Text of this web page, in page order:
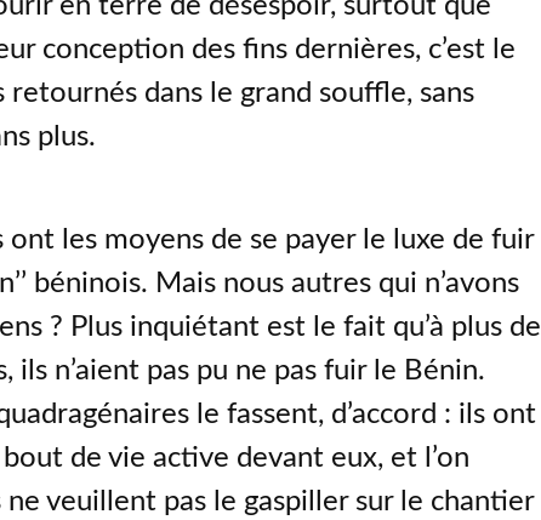
en terre de désespoir, surtout que
conception des fins dernières, c’est le
retournés dans le grand souffle, sans
plus.
ont les moyens de se payer le luxe de fuir
béninois. Mais nous autres qui n’avons
? Plus inquiétant est le fait qu’à plus de
ils n’aient pas pu ne pas fuir le Bénin.
le fassent, d’accord : ils ont
de vie active devant eux, et l’on
ne veuillent pas le gaspiller sur le chantier